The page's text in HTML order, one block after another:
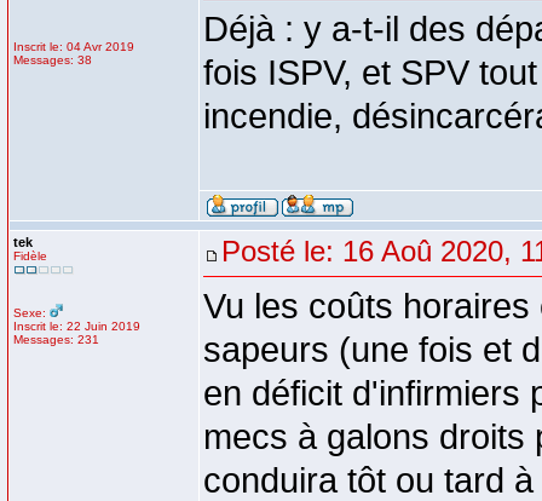
Inscrit le: 04 Avr 2019
Messages: 38
Déjà : y a-t-il des
fois ISPV, et SPV
incendie,
tek
Fidèle
Sexe:
Inscrit le: 22 Juin 2019
Messages: 231
Posté le: 16 Aoû 2020,
Vu les coûts
sapeurs (une fois et
en déficit d'infirmiers
mecs à galons droits
conduira tôt ou tard